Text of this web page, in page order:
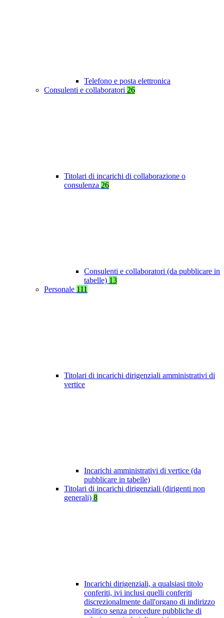
Telefono e posta elettronica
Consulenti e collaboratori 26
Titolari di incarichi di collaborazione o
consulenza 26
Consulenti e collaboratori (da pubblicare in
tabelle) 13
Personale 111
Titolari di incarichi dirigenziali amministrativi di
vertice
Incarichi amministrativi di vertice (da
pubblicare in tabelle)
Titolari di incarichi dirigenziali (dirigenti non
generali) 8
Incarichi dirigenziali, a qualsiasi titolo
conferiti, ivi inclusi quelli conferiti
discrezionalmente dall'organo di indirizzo
politico senza procedure pubbliche di